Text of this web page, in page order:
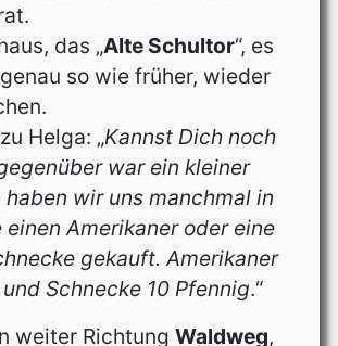
das „Alte Schultor“, es
so wie früher, wieder
Helga: „Kannst Dich noch
war ein kleiner
haben wir uns manchmal in
einen Amerikaner oder eine
gekauft. Amerikaner
Schnecke 10 Pfennig.“
weiter Richtung Waldweg,